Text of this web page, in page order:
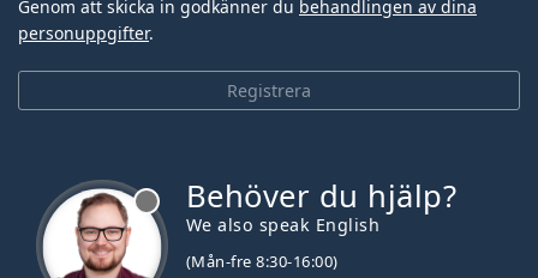
Registrera
Genom att skicka in godkänner du behandlingen av dina
personuppgifter.
Behöver du hjälp?
We also speak English
(Mån-fre 8:30-16:00)